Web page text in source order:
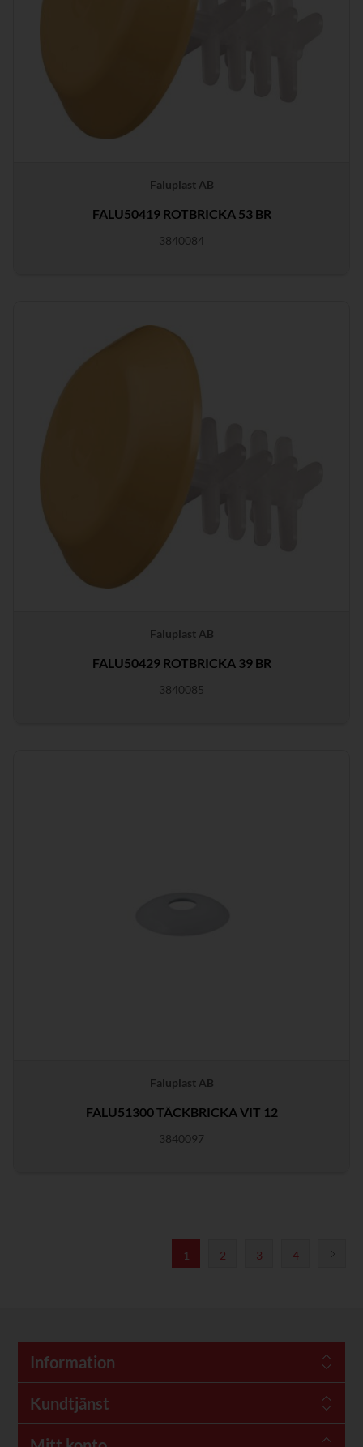
Faluplast AB
FALU50419 ROTBRICKA 53 BR
3840084
Faluplast AB
FALU50429 ROTBRICKA 39 BR
3840085
Faluplast AB
FALU51300 TÄCKBRICKA VIT 12
3840097
1 2 3 4
Information
Kundtjänst